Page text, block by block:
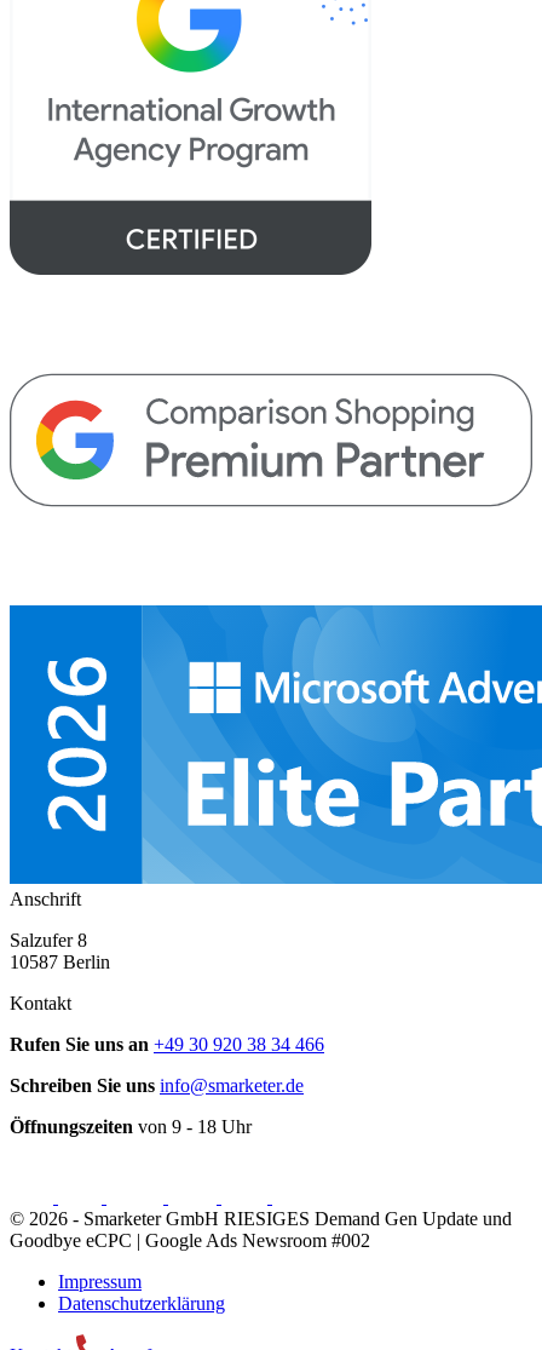
Anschrift
Salzufer 8
10587 Berlin
Kontakt
Rufen Sie uns an +49 30 920 38 34 466
Schreiben Sie uns info@smarketer.de
Öffnungszeiten von 9 - 18 Uhr
© 2026 - Smarketer GmbH RIESIGES Demand Gen Update und
Goodbye eCPC | Google Ads Newsroom #002
Impressum
Datenschutzerklärung